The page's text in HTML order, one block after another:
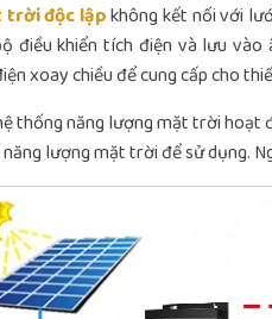
trời độc lậpkhông kết nối với
điều khiển tích điện và lưu
xoay chiều để cung cấp cho
thống năng lượng mặt trời
lượng mặt trời để sử dụng.